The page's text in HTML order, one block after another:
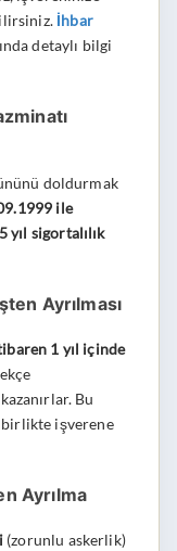
İhbar
detaylı bilgi
doldurmak
ile
yıl sigortalılık
Ayrılması
1 yıl içinde
Bu
birlikte işverene
Ayrılma
(zorunlu askerlik)